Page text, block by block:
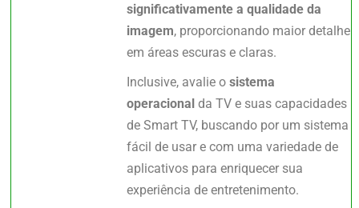
significativamente a qualidade da
imagem, proporcionando maior detalhe
em áreas escuras e claras.
Inclusive, avalie osistema
operacional da TV e suas capacidades
de Smart TV, buscando por um sistema
fácil de usar e com uma variedade de
aplicativos para enriquecer sua
experiência de entretenimento.